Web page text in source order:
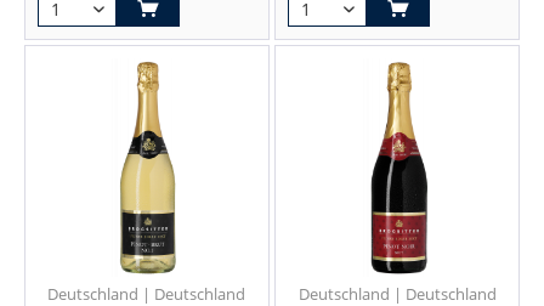
Deutschland | Deutschland Deutschland | Deutschland